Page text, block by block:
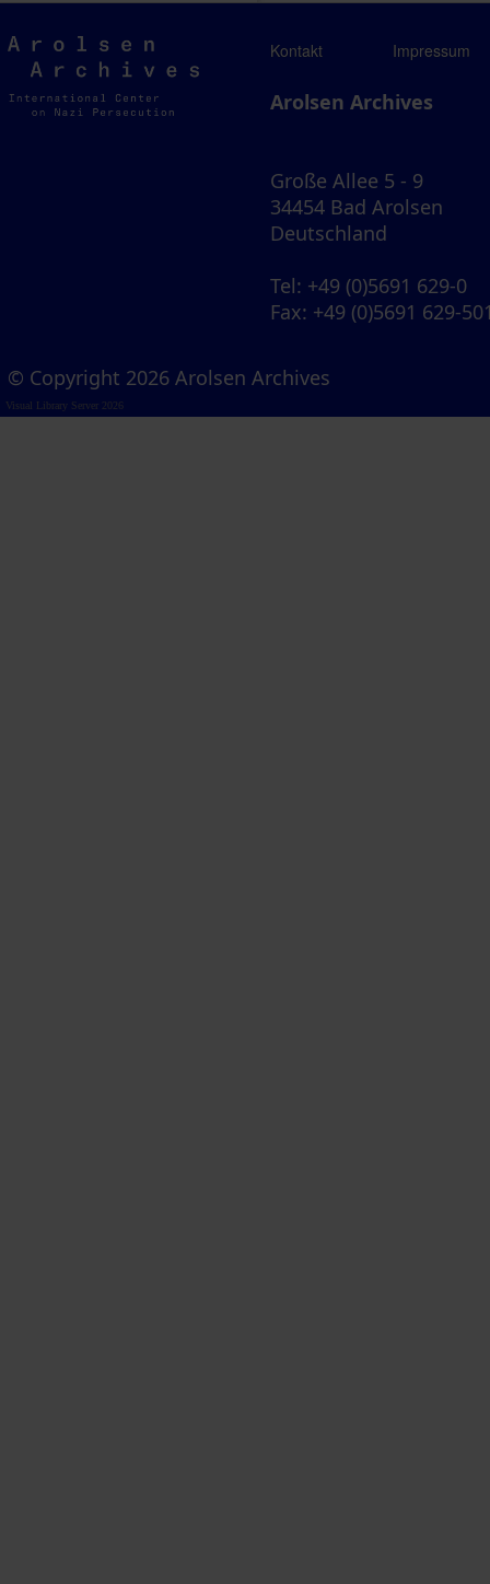
Arolsen
Archives
Kontakt Impressum
Arolsen Archives
Große Allee 5 - 9
34454 Bad Arolsen
Deutschland
Tel: +49 (0)5691 629-0
Fax: +49 (0)5691 629-
© Copyright 2026 Arolsen Archives
Visual Library Server 2026